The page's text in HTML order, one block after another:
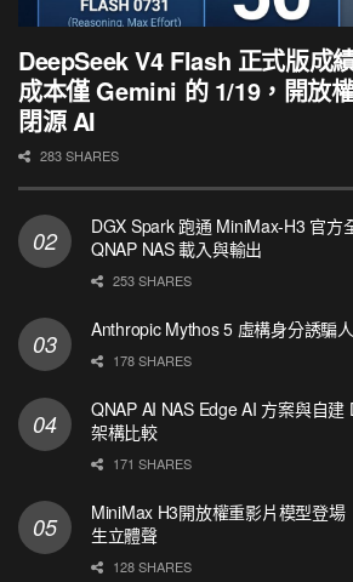
DeepSeek V4 Flash 正式版成
成本僅 Gemini 的 1/19，開放
閉源 AI
283 SHARES
DGX Spark 跑通 MiniMax-H3 官方
QNAP NAS 載入與輸出
253 SHARES
Anthropic Mythos 5 虛構身分誘騙
178 SHARES
QNAP AI NAS Edge AI 方案與自
架構比較
171 SHARES
MiniMax H3開放權重影片模型登
生立體聲
128 SHARES